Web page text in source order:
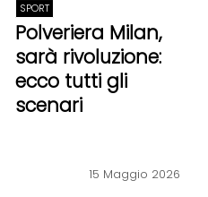
SPORT
Polveriera Milan,
sarà rivoluzione:
ecco tutti gli
scenari
15 Maggio 2026